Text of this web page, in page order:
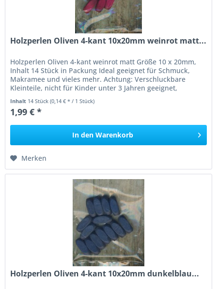
Holzperlen Oliven 4-kant 10x20mm weinrot matt...
Holzperlen Oliven 4-kant weinrot matt Größe 10 x 20mm,
Inhalt 14 Stück in Packung Ideal geeignet für Schmuck,
Makramee und vieles mehr. Achtung: Verschluckbare
Kleinteile, nicht für Kinder unter 3 Jahren geeignet,
Inhalt 14 Stück(0,14 € * / 1 Stück)
1,99 € *
In den Warenkorb
Merken
Holzperlen Oliven 4-kant 10x20mm dunkelblau...